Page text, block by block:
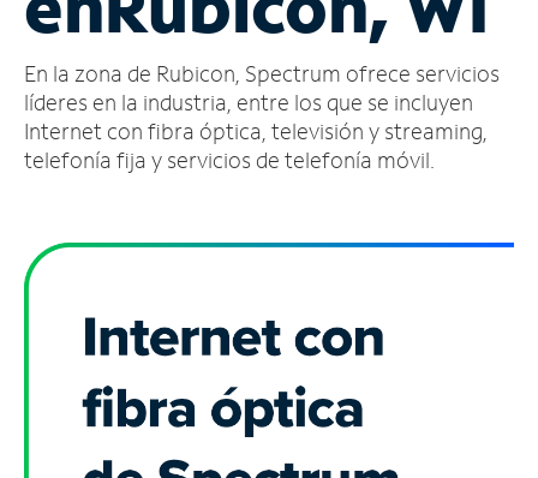
cuenta
Encuentra
una
tienda
En la zona de Rubicon, Spectrum ofrece servicios
líderes en la industria, entre los que se incluyen
Internet con fibra óptica, televisión y streaming,
telefonía fija y servicios de telefonía móvil.